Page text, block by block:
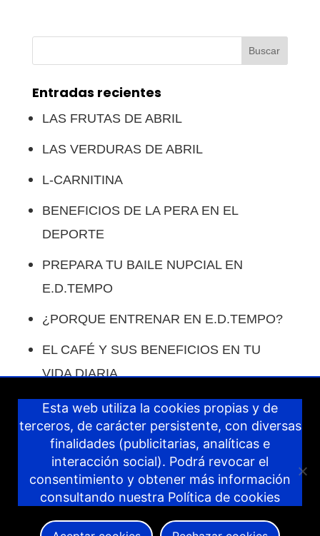
Entradas recientes
LAS FRUTAS DE ABRIL
LAS VERDURAS DE ABRIL
L-CARNITINA
BENEFICIOS DE LA PERA EN EL
DEPORTE
PREPARA TU BAILE NUPCIAL EN
E.D.TEMPO
¿PORQUE ENTRENAR EN E.D.TEMPO?
EL CAFÉ Y SUS BENEFICIOS EN TU
VIDA DIARIA.
COMO COMPENSAR LAS COMIDAS EN
VACACIONES.
IDEAS PARA COMPENSAR LOS DÍAS
DE NAVIDAD.
Esta web utiliza la cookies propias y de
terceros, de carácter persistente, con diversas
finalidades (publicitarias, analíticas e
interacción social). Podrá revocar el
consentimiento y obtener más información
consultando nuestra Política de cookies